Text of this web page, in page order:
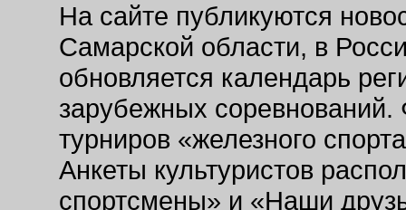
На сайте публикуются
Самарской области, в
обновляется календарь
зарубежных соревнований.
турниров «железного
Анкеты культуристов
спортсмены» и «Наши